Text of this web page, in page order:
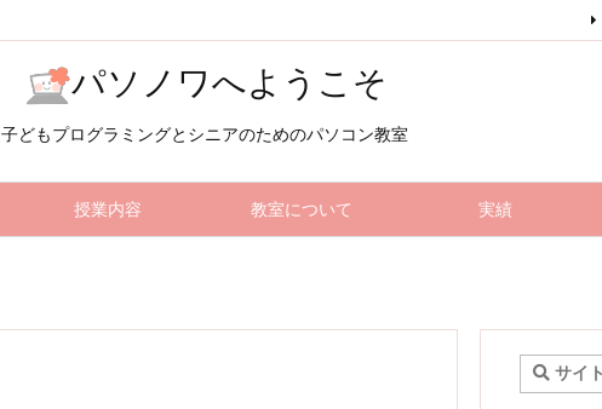
パソノワへようこそ
子どもプログラミングとシニアのためのパソコン教室
授業内容 教室について 実績